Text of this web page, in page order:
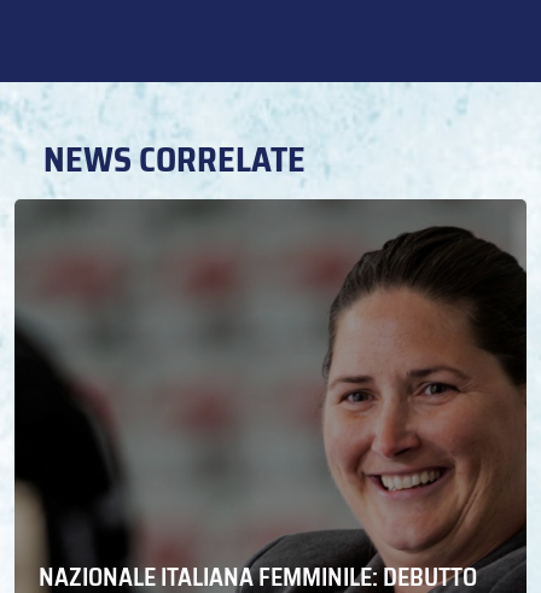
NEWS CORRELATE
NAZIONALE ITALIANA FEMMINILE: DEBUTTO